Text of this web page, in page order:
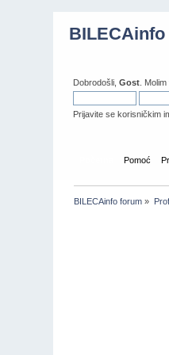
Dobrodošli,Gost .
Prijavite se korisničkim
Pomoć
BILECAinfo forum »